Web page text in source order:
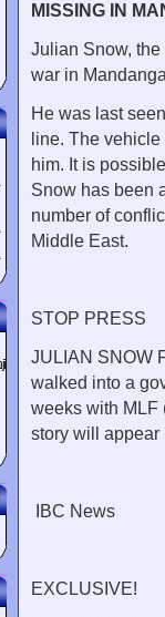
MISSING IN
Julian Snow, the
war in
He was last
line. The
him. It is
Snow has been
number of
Middle East.
STOP PRESS
JULIAN SNOW
walked into a
weeks with MLF
story will
IBC News
EXCLUSIVE!